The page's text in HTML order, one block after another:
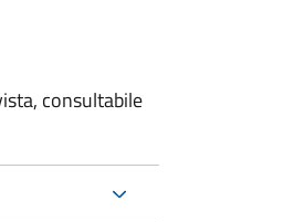
consultabile